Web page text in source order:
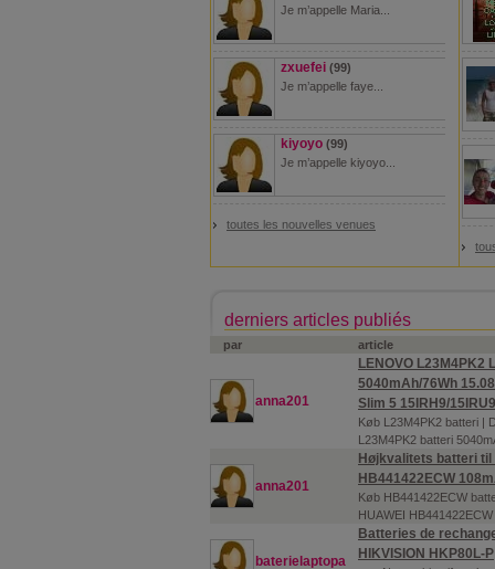
Je m’appelle Maria...
zxuefei (99)
Je m’appelle faye...
kiyoyo (99)
Je m’appelle kiyoyo...
toutes les nouvelles venues
derniers articles publiés
par article
anna201
LENOVO L23M4PK2
5040mAh/76Wh
Slim 5 15IRH9/15IRU9
Køb L23M4PK2 batteri |
L23M4PK2 batteri
anna201
Højkvalitets batteri til
HB441422ECW
Køb HB441422ECW
HUAWEI
baterielaptopa
Batteries de
HIKVISION HKP80L-P